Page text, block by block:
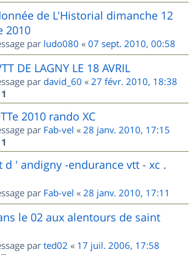
de L'Historial dimanche 12
2010
par ludo080 « 07 sept. 2010, 00:58
DE LAGNY LE 18 AVRIL
par david_60 « 27 févr. 2010, 18:38
1
2010 rando XC
par Fab-vel « 28 janv. 2010, 17:15
1
d ' andigny -endurance vtt - xc .
par Fab-vel « 28 janv. 2010, 17:11
le 02 aux alentours de saint
par ted02 « 17 juil. 2006, 17:58